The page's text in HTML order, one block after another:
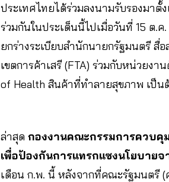
ประเทศไทยได้ร่วมลงนามรับรองมา
ร่วมกันในประเด็นนี้ไปเมื่อวันที่ 15 ต.
ยกร่างระเบียบสำนักนายกรัฐมนตรี สื่
เขตการค้าเสรี (FTA) ร่วมกับหน่วยง
of Health สินค้าที่ทำลายสุขภาพ เป็น
ล่าสุด กองงานคณะกรรมการควบคุ
เพื่อป้องกันการแทรกแซงนโยบาย
เดือน ก.พ. นี้ หลังจากที่คณะรัฐมนตรี (